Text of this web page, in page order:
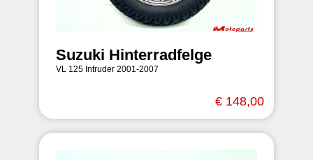
Suzuki Hinterradfelge
VL 125 Intruder 2001-2007
€ 148,00